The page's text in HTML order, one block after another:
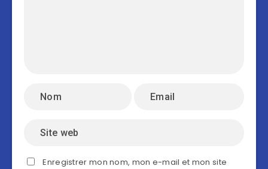
Enregistrer mon nom, mon e-mail et mon site